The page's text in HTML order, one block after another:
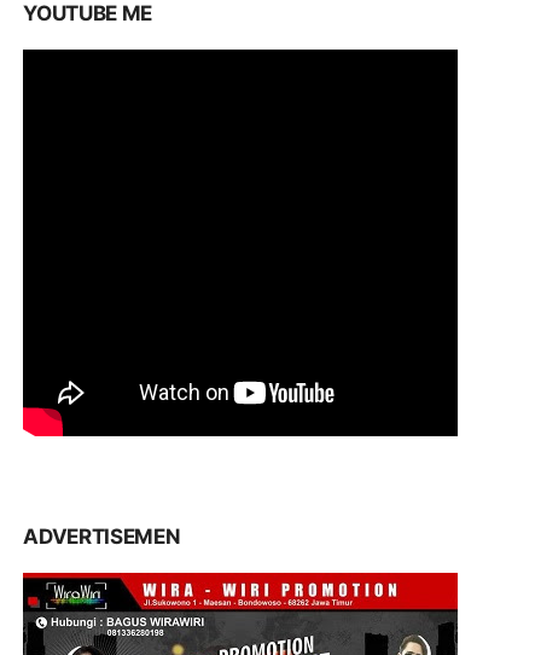
YOUTUBE ME
ADVERTISEMEN